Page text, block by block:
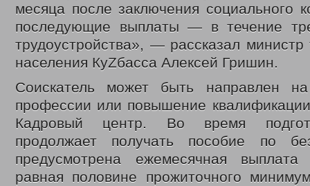
МЕРЫ СОЦИАЛЬНОЙ ПОДДЕРЖКИ
ДОСТУПНАЯ СРЕДА
ИНТЕРНЕТ
ВИДЕО
С ДНЕМ СОЦИАЛЬНОГО РАБОТНИКА
ДЕНЬ
ФОНД ПОДДЕРЖКИ ДЕТЕЙ
ДЕТСКИЙ ТЕЛЕФОН ДОВЕРИЯ
В ЦЕНТРЕ ВНИМАНИЯ – ПОЖАРНАЯ БЕЗОПАСНОСТЬ
КОНТАКТЫ
месяца после заключения социального
последующие выплаты — в течение
трудоустройства», — рассказал министр
населения КуZбасса Алексей Гришин.
Соискатель может быть направлен
профессии или повышение
Кадровый центр. Во время
продолжает получать пособие по
предусмотрена ежемесячная
равная половине прожиточного